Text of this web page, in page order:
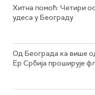
Хитна помоћ: Четири
удеса у Београду
Од Београда ка више
Ер Србија проширује